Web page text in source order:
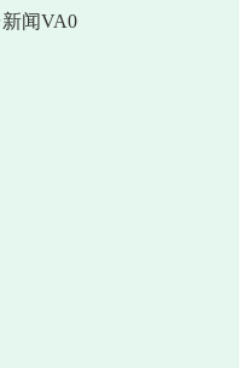
新闻VA0